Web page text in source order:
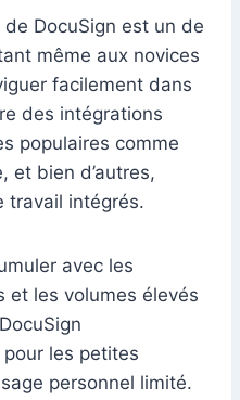
DocuSign est un de
même aux novices
facilement dans
des intégrations
populaires comme
et bien d’autres,
travail intégrés.
avec les
et les volumes élevés
les petites
personnel limité.